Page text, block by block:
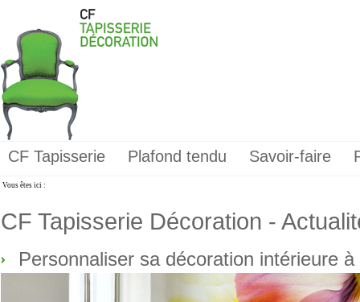
CF Tapisserie Plafond tendu Savoir-faire
Vous êtes ici :
CF Tapisserie Décoration -
Personnaliser sa décoration intérieure